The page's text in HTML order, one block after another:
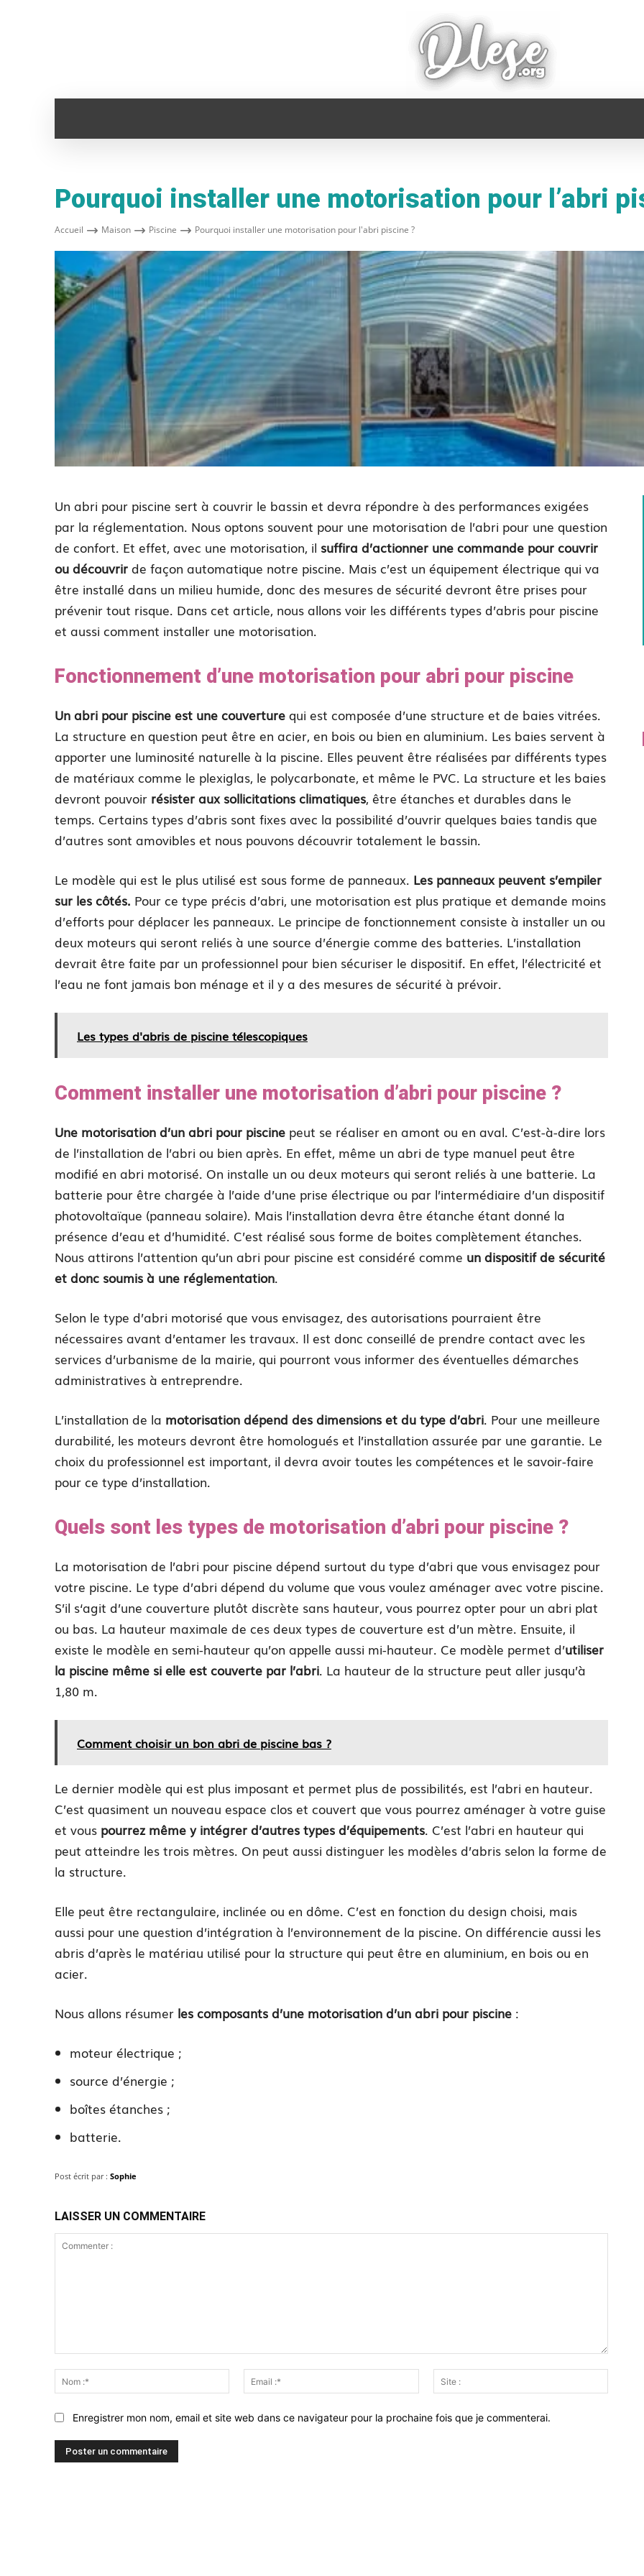
Pourquoi installer une motorisation pour l’abri
Accueil Maison Piscine Pourquoi installer une motorisation pour l'abri piscine ?
Un abri pour piscine sert à couvrir le bassin et devra répondre à des performances exigées
par la réglementation. Nous optons souvent pour une motorisation de l’abri pour une question
de confort. Et effet, avec une motorisation, il suffira d’actionner une commande pour couvrir
ou découvrir de façon automatique notre piscine. Mais c’est un équipement électrique qui va
être installé dans un milieu humide, donc des mesures de sécurité devront être prises pour
prévenir tout risque. Dans cet article, nous allons voir les différents types d’abris pour piscine
et aussi comment installer une motorisation.
Fonctionnement d’une motorisation pour abri pour piscine
Un abri pour piscine est une couverture qui est composée d’une structure et de baies vitrées.
La structure en question peut être en acier, en bois ou bien en aluminium. Les baies servent à
apporter une luminosité naturelle à la piscine. Elles peuvent être réalisées par différents types
de matériaux comme le plexiglas, le polycarbonate, et même le PVC. La structure et les baies
devront pouvoir résister aux sollicitations climatiques, être étanches et durables dans le
temps. Certains types d’abris sont fixes avec la possibilité d’ouvrir quelques baies tandis que
d’autres sont amovibles et nous pouvons découvrir totalement le bassin.
Le modèle qui est le plus utilisé est sous forme de panneaux. Les panneaux peuvent s’empiler
sur les côtés. Pour ce type précis d’abri, une motorisation est plus pratique et demande moins
d’efforts pour déplacer les panneaux. Le principe de fonctionnement consiste à installer un ou
deux moteurs qui seront reliés à une source d’énergie comme des batteries. L’installation
devrait être faite par un professionnel pour bien sécuriser le dispositif. En effet, l’électricité et
l’eau ne font jamais bon ménage et il y a des mesures de sécurité à prévoir.
Les types d'abris de piscine télescopiques
Comment installer une motorisation d’abri pour piscine ?
Une motorisation d’un abri pour piscine peut se réaliser en amont ou en aval. C’est-à-dire lors
de l’installation de l’abri ou bien après. En effet, même un abri de type manuel peut être
modifié en abri motorisé. On installe un ou deux moteurs qui seront reliés à une batterie. La
batterie pour être chargée à l’aide d’une prise électrique ou par l’intermédiaire d’un dispositif
photovoltaïque (panneau solaire). Mais l’installation devra être étanche étant donné la
présence d’eau et d’humidité. C’est réalisé sous forme de boites complètement étanches.
Nous attirons l’attention qu’un abri pour piscine est considéré comme un dispositif de sécurité
et donc soumis à une réglementation.
Selon le type d’abri motorisé que vous envisagez, des autorisations pourraient être
nécessaires avant d’entamer les travaux. Il est donc conseillé de prendre contact avec les
services d’urbanisme de la mairie, qui pourront vous informer des éventuelles démarches
administratives à entreprendre.
L’installation de la motorisation dépend des dimensions et du type d’abri. Pour une meilleure
durabilité, les moteurs devront être homologués et l’installation assurée par une garantie. Le
choix du professionnel est important, il devra avoir toutes les compétences et le savoir-faire
pour ce type d’installation.
Quels sont les types de motorisation d’abri pour piscine ?
La motorisation de l’abri pour piscine dépend surtout du type d’abri que vous envisagez pour
votre piscine. Le type d’abri dépend du volume que vous voulez aménager avec votre piscine.
S’il s‘agit d’une couverture plutôt discrète sans hauteur, vous pourrez opter pour un abri plat
ou bas. La hauteur maximale de ces deux types de couverture est d’un mètre. Ensuite, il
existe le modèle en semi-hauteur qu’on appelle aussi mi-hauteur. Ce modèle permet d’utiliser
la piscine même si elle est couverte par l’abri. La hauteur de la structure peut aller jusqu’à
1,80 m.
Comment choisir un bon abri de piscine bas ?
Le dernier modèle qui est plus imposant et permet plus de possibilités, est l’abri en hauteur.
C’est quasiment un nouveau espace clos et couvert que vous pourrez aménager à votre guise
et vous pourrez même y intégrer d’autres types d’équipements. C’est l’abri en hauteur qui
peut atteindre les trois mètres. On peut aussi distinguer les modèles d’abris selon la forme de
la structure.
Elle peut être rectangulaire, inclinée ou en dôme. C’est en fonction du design choisi, mais
aussi pour une question d’intégration à l’environnement de la piscine. On différencie aussi les
abris d’après le matériau utilisé pour la structure qui peut être en aluminium, en bois ou en
acier.
Nous allons résumer les composants d’une motorisation d’un abri pour piscine :
moteur électrique ;
source d’énergie ;
boîtes étanches ;
batterie.
Post écrit par : Sophie
LAISSER UN COMMENTAIRE
:*
Email
:*
:
Enregistrer mon nom, email et site web dans ce navigateur pour la prochaine fois que je commenterai.